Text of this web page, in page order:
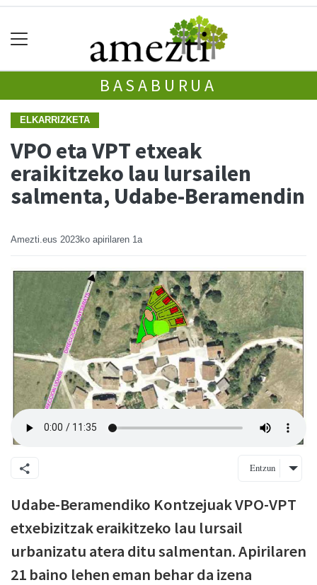
BASABURUA
ELKARRIZKETA
VPO eta VPT etxeak
eraikitzeko lau lursailen
salmenta, Udabe-Beramendin
Amezti.eus 2023ko apirilaren 1a
Entzun
Udabe-Beramendiko Kontzejuak VPO-VPT
etxebizitzak eraikitzeko lau lursail
urbanizatu atera ditu salmentan. Apirilaren
21 baino lehen eman behar da izena